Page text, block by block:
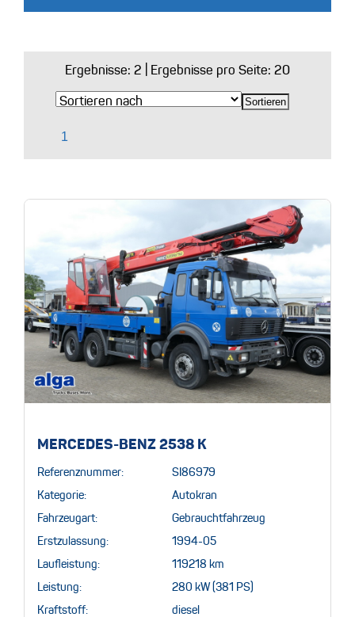
Ergebnisse: 2 | Ergebnisse pro Seite: 20
MERCEDES-BENZ 2538 K
Referenznummer: SI86979
Kategorie: Autokran
Fahrzeugart: Gebrauchtfahrzeug
Erstzulassung: 1994-05
Laufleistung: 119218 km
Leistung: 280 kW (381 PS)
Kraftstoff: diesel